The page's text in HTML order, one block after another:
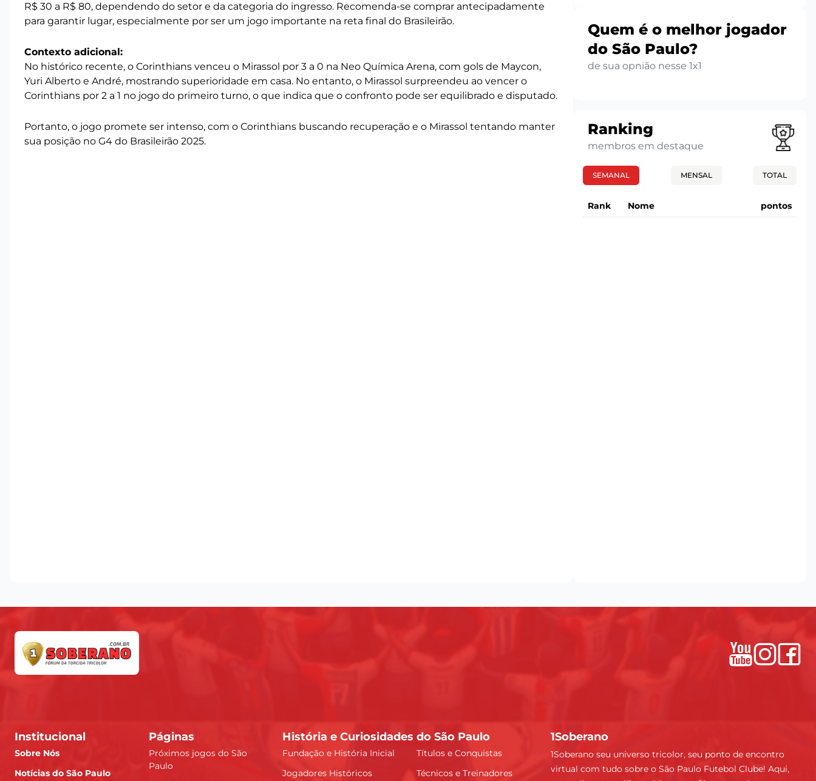
R$ 30 a R$ 80, dependendo do setor e da categoria do ingresso. Recomenda-se comprar antecipadamente
para garantir lugar, especialmente por ser um jogo importante na reta final do Brasileirão.
Contexto adicional:
No histórico recente, o Corinthians venceu o Mirassol por 3 a 0 na Neo Química Arena, com gols de Maycon,
Yuri Alberto e André, mostrando superioridade em casa. No entanto, o Mirassol surpreendeu ao vencer o
Corinthians por 2 a 1 no jogo do primeiro turno, o que indica que o confronto pode ser equilibrado e disputado.
Portanto, o jogo promete ser intenso, com o Corinthians buscando recuperação e o Mirassol tentando manter
sua posição no G4 do Brasileirão 2025.
Quem é o melhor jogador
do São Paulo?
de sua opnião nesse 1x1
Ranking
membros em destaque
SEMANAL MENSAL TOTAL
Rank Nome pontos
Institucional
Sobre Nós
Notícias do São Paulo
Páginas
Próximos jogos do São
Paulo
História e Curiosidades do São Paulo
Fundação e História Inicial
Títulos e Conquistas
Jogadores Históricos
Técnicos e Treinadores
1Soberano
1Soberano seu universo tricolor, seu ponto de encontro
virtual com tudo sobre o São Paulo Futebol Clube! Aqui,